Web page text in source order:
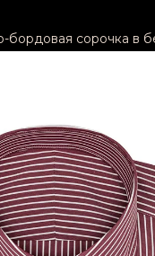
бордовая сорочка в